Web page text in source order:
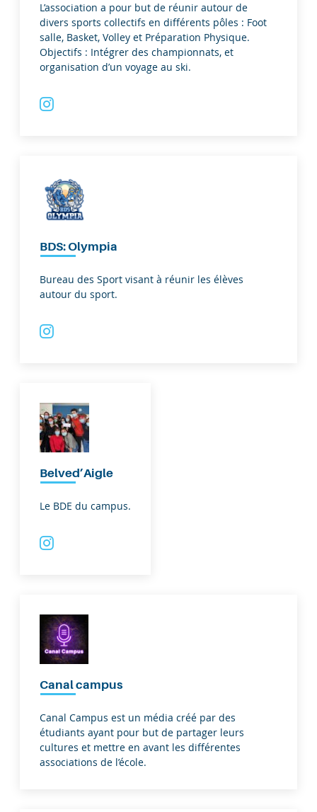
L’association a pour but de réunir autour de
divers sports collectifs en différents pôles : Foot
salle, Basket, Volley et Préparation Physique.
Objectifs : Intégrer des championnats, et
organisation d’un voyage au ski.
BDS: Olympia
Bureau des Sport visant à réunir les élèves
autour du sport.
Belved’Aigle
Le BDE du campus.
Canal campus
Canal Campus est un média créé par des
étudiants ayant pour but de partager leurs
cultures et mettre en avant les différentes
associations de l’école.